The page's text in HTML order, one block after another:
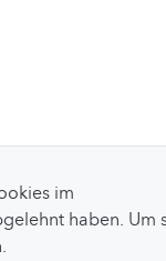
im
haben. Um